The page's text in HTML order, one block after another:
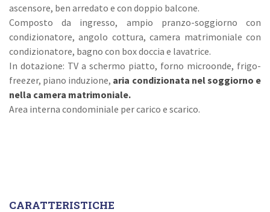
ascensore, ben arredato e con doppio balcone.
Composto da ingresso, ampio pranzo-soggiorno con
condizionatore, angolo cottura, camera matrimoniale con
condizionatore, bagno con box doccia e lavatrice.
In dotazione: TV a schermo piatto, forno microonde, frigo-
freezer, piano induzione, aria condizionata nel soggiorno e
nella camera matrimoniale.
Area interna condominiale per carico e scarico.
CARATTERISTICHE